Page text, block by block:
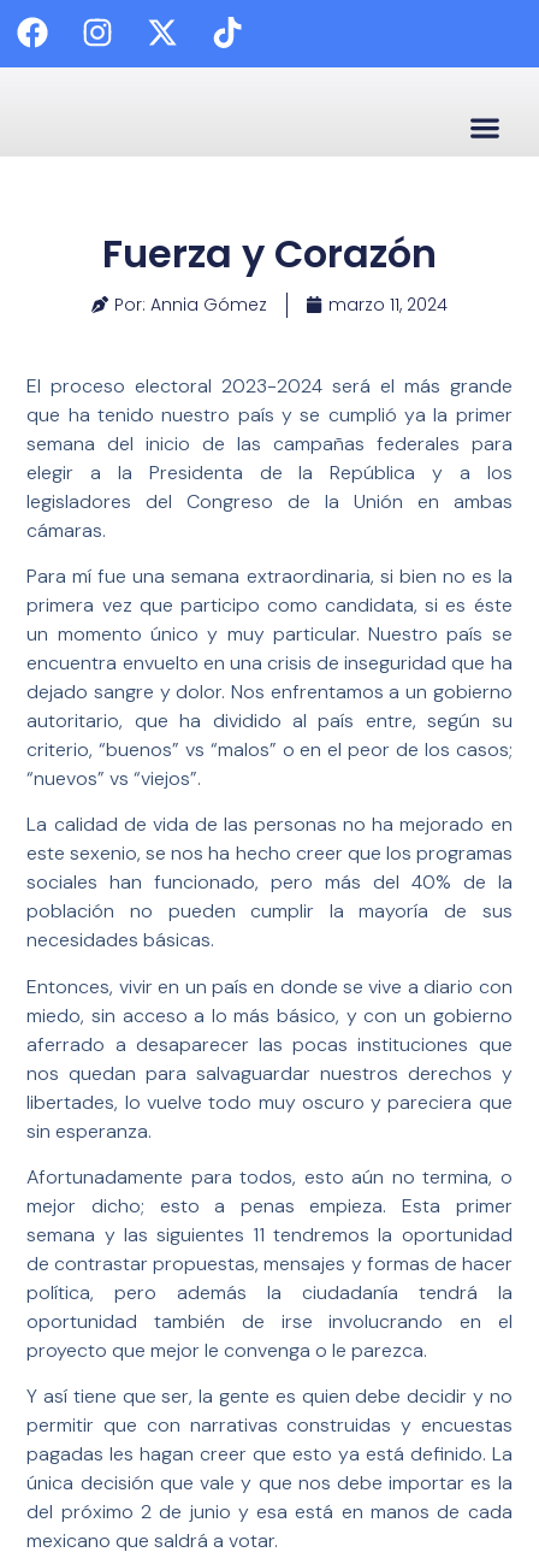
Fuerza y Corazón
Por: Annia Gómez marzo 11, 2024
El proceso electoral 2023-2024 será el más grande
que ha tenido nuestro país y se cumplió ya la primer
semana del inicio de las campañas federales para
elegir a la Presidenta de la República y a los
legisladores del Congreso de la Unión en ambas
cámaras.
Para mí fue una semana extraordinaria, si bien no es la
primera vez que participo como candidata, si es éste
un momento único y muy particular. Nuestro país se
encuentra envuelto en una crisis de inseguridad que ha
dejado sangre y dolor. Nos enfrentamos a un gobierno
autoritario, que ha dividido al país entre, según su
criterio, “buenos” vs “malos” o en el peor de los casos;
“nuevos” vs “viejos”.
La calidad de vida de las personas no ha mejorado en
este sexenio, se nos ha hecho creer que los programas
sociales han funcionado, pero más del 40% de la
población no pueden cumplir la mayoría de sus
necesidades básicas.
Entonces, vivir en un país en donde se vive a diario con
miedo, sin acceso a lo más básico, y con un gobierno
aferrado a desaparecer las pocas instituciones que
nos quedan para salvaguardar nuestros derechos y
libertades, lo vuelve todo muy oscuro y pareciera que
sin esperanza.
Afortunadamente para todos, esto aún no termina, o
mejor dicho; esto a penas empieza. Esta primer
semana y las siguientes 11 tendremos la oportunidad
de contrastar propuestas, mensajes y formas de hacer
política, pero además la ciudadanía tendrá la
oportunidad también de irse involucrando en el
proyecto que mejor le convenga o le parezca.
Y así tiene que ser, la gente es quien debe decidir y no
permitir que con narrativas construidas y encuestas
pagadas les hagan creer que esto ya está definido. La
única decisión que vale y que nos debe importar es la
del próximo 2 de junio y esa está en manos de cada
mexicano que saldrá a votar.